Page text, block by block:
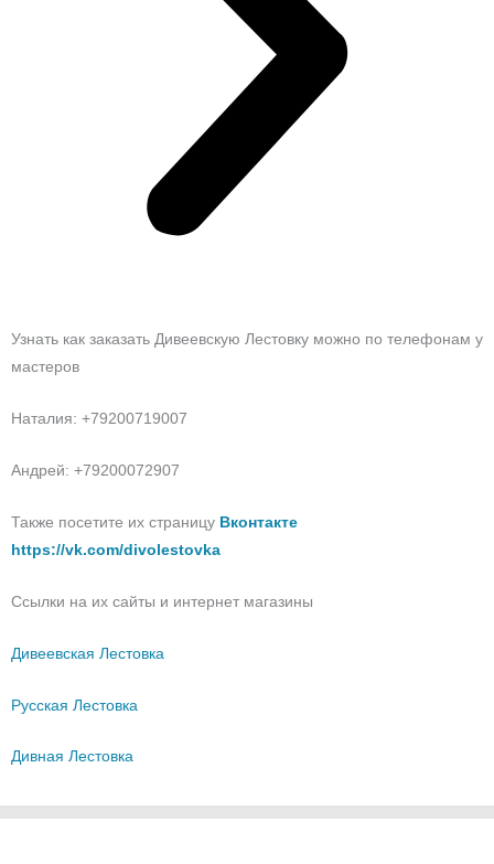
Узнать как заказать Дивеевскую Лестовку можно по телефонам у
мастеров
Наталия: +79200719007
Андрей: +79200072907
Также посетите их страницу Вконтакте
https://vk.com/divolestovka
Ссылки на их сайты и интернет магазины
Дивеевская Лестовка
Русская Лестовка
Дивная Лестовка